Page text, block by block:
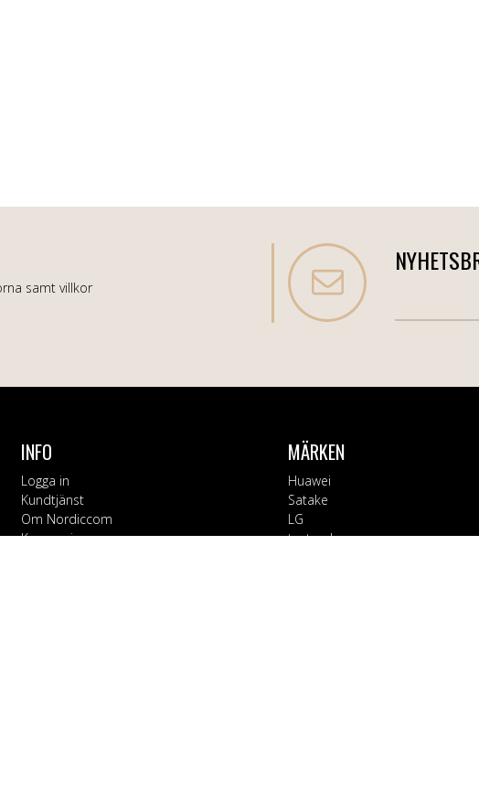
samt villkor
INFO
Logga in
Kundtjänst
Om Nordiccom
Kampanjvaror
MÄRKEN
Huawei
Satake
LG
testsynk